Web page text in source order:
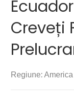
Creveți
Regiune: